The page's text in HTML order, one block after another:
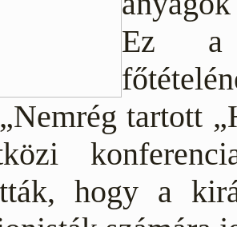
Ez a
„Nemrég tartott
hogy a